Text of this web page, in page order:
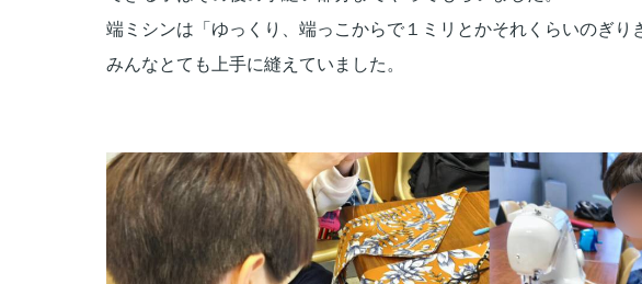
端ミシンは「ゆっくり、 端っこからで１ミリとかそれくらいのぎり
みんなとても上手に縫えていました。